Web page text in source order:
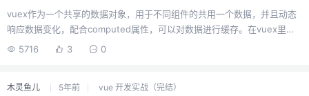
vuex作为一个共享的数据对象，用于不同组件的共用一个数据，并且动态
响应数据变化，配合computed属性，可以对数据进行缓存。在vuex里
面，在异步处理actions上，最终也还是要用到commit同步操作方法操作数
重新封装的new Vue 对象，他的动态响应数据就是data属性，而commit
5716 3 0
木灵鱼儿 5年前 vue 开发实战（完结）